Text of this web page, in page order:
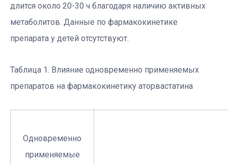
длится около 20-30 ч благодаря наличию активных
метаболитов. Данные по фармакокинетике
препарата у детей отсутствуют.
Таблица 1. Влияние одновременно применяемых
препаратов на фармакокинетику аторвастатина
Одновременно
применяемые